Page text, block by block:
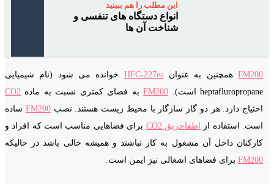
این مطلب را هم ببینید
انواع دستگاه های تنفسی و
شناخت آن ها
FM200 همچنین به عنوانHFC-227ea خوانده می شود (نام شیمیایی
heptafluropropane است).
FM200 به فضای کمتری نسبت به ماده CO2
احتیاج دارد. هر دو گاز سازگار با محیط زیست هستند. نصبFM200 ساده
است. استفاده از
اطفاحریق CO2
برای فضاهایی مناسب است که افراد و
کارکنان داخل آن مشغول به کار نباشند و همیشه خالی باشد در حالیکه
FM200 برای فضاهای اشغالی نیز ایمن است.